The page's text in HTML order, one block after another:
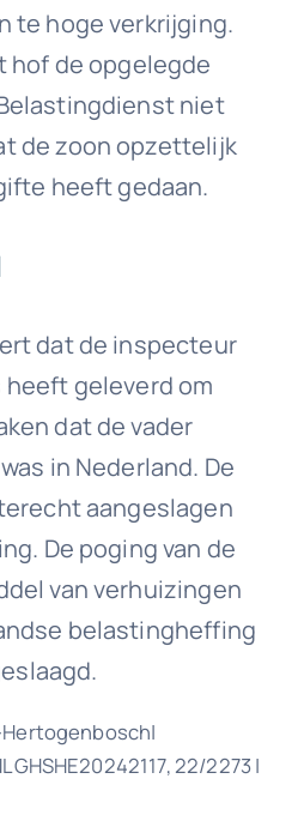
te hoge verkrijging.
hof de opgelegde
niet
de zoon opzettelijk
heeft gedaan.
dat de inspecteur
geleverd om
dat de vader
in Nederland. De
aangeslagen
De poging van de
van verhuizingen
belastingheffing
22/2273 |